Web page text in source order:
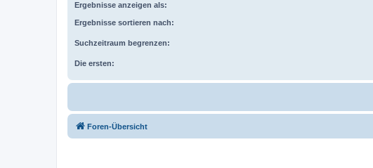
Ergebnisse anzeigen als:
Ergebnisse sortieren nach:
Suchzeitraum begrenzen:
Die ersten:
Foren-Übersicht